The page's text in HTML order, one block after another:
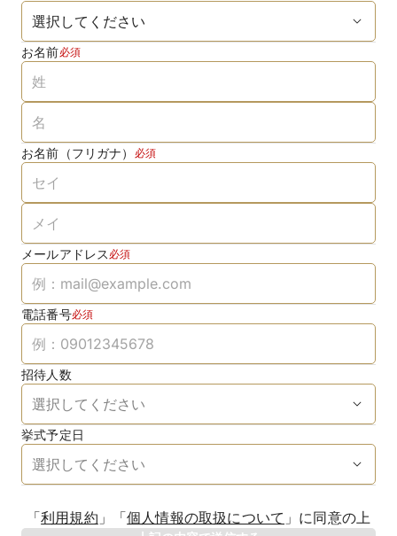
お名前必須
お名前（フリガナ） 必須
メールアドレス 必須
電話番号必須
招待人数
挙式予定日
年
「利用規約 」 「個人情報の取扱について 」 に同意の上